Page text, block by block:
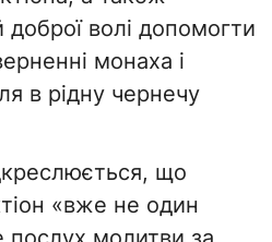
волі допомогти
монаха і
в рідну чернечу
що
«вже не один